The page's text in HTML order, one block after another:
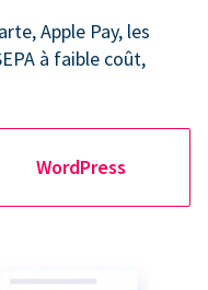
Apple Pay, les
à faible coût,
WordPress